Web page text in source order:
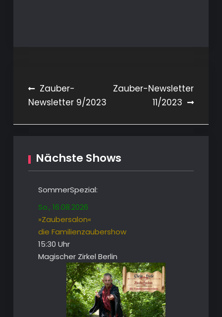
Beitragsnavigation
Zauber-
Newsletter 9/2023
Zauber-Newsletter
11/2023
Nächste Shows
SommerSpezial:
So., 16.08.2026
»Zaubersalon«
die Familienzaubershow
15:30 Uhr
Magischer Zirkel Berlin